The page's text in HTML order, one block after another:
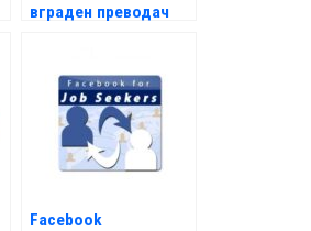
вграден преводач
Facebook